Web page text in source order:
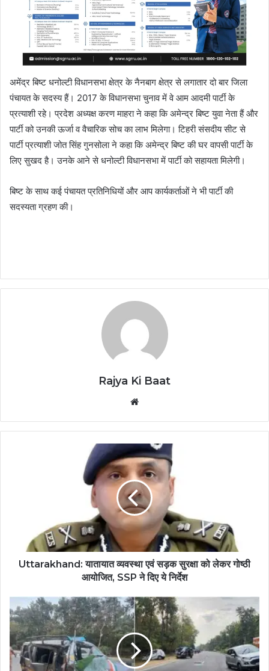
अमेंद्र बिष्ट धनोल्टी विधानसभा क्षेत्र के नैनबाग क्षेत्र से लगातार दो बार जिला
पंचायत के सदस्य हैं। 2017 के विधानसभा चुनाव में वे आम आदमी पार्टी के
प्रत्याशी रहे। प्रदेश अध्यक्ष करण माहरा ने कहा कि अमेन्द्र बिष्ट युवा नेता हैं और
पार्टी को उनकी ऊर्जा व वैचारिक सोच का लाभ मिलेगा। टिहरी संसदीय सीट से
पार्टी प्रत्याशी जोत सिंह गुनसोला ने कहा कि अमेन्द्र बिष्ट की घर वापसी पार्टी के
लिए सुखद है। उनके आने से धनोल्टी विधानसभा में पार्टी को सहायता मिलेगी।
बिष्ट के साथ कई पंचायत प्रतिनिधियों और आप कार्यकर्ताओं ने भी पार्टी की
सदस्यता ग्रहण की।
Rajya Ki Baat
Uttarakhand: यातायात व्यवस्था एवं सड़क सुरक्षा को लेकर गोष्ठी
आयोजित, SSP ने दिए ये निर्देश